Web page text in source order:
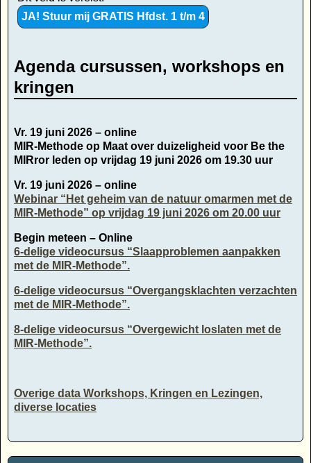
Agenda cursussen, workshops en
kringen
Vr. 19 juni 2026 – online
MIR-Methode op Maat over duizeligheid voor Be the
MIRror leden op vrijdag 19 juni 2026 om 19.30 uur
Vr. 19 juni 2026 – online
Webinar “Het geheim van de natuur omarmen met de
MIR-Methode” op vrijdag 19 juni 2026 om 20.00 uur
Begin meteen – Online
6-delige videocursus “Slaapproblemen aanpakken
met de MIR-Methode”.
6-delige videocursus “Overgangsklachten verzachten
met de MIR-Methode”.
8-delige videocursus “Overgewicht loslaten met de
MIR-Methode”.
Overige data Workshops, Kringen en Lezingen,
diverse locaties